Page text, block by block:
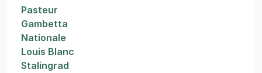
Pasteur
Gambetta
Nationale
Louis Blanc
Stalingrad